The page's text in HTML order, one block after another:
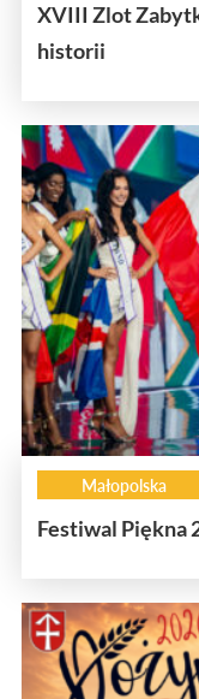
XVIII Zlot
historii
Małopolska
Festiwal Piękna